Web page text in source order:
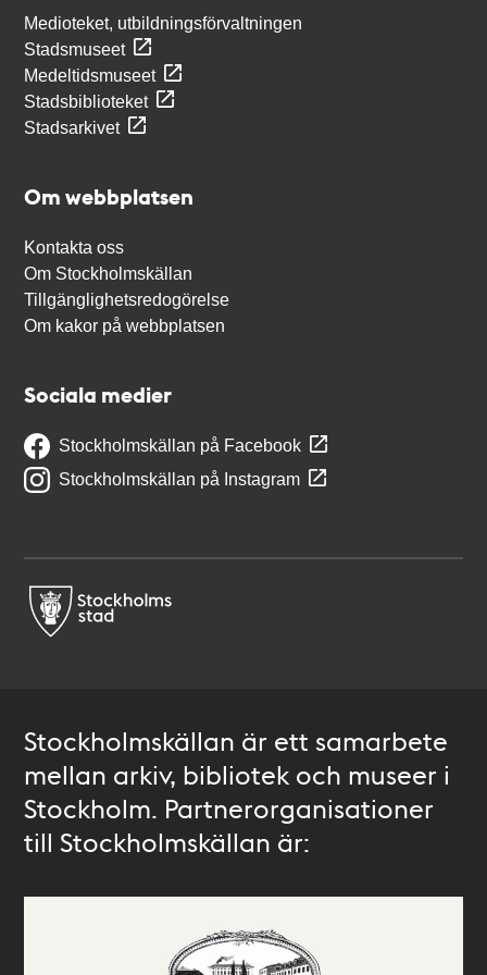
Medioteket, utbildningsförvaltningen
Stadsmuseet
Medeltidsmuseet
Stadsbiblioteket
Stadsarkivet
Om webbplatsen
Kontakta oss
Om Stockholmskällan
Tillgänglighetsredogörelse
Om kakor på webbplatsen
Sociala medier
Stockholmskällan på Facebook
Stockholmskällan på Instagram
Stockholmskällan är ett samarbete
mellan arkiv, bibliotek och museer i
Stockholm. Partnerorganisationer
till Stockholmskällan är: